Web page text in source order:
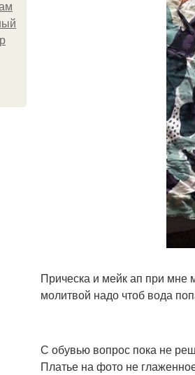
Прическа и мейк ап при мне
молитвой надо чтоб вода
С обувью вопрос пока не
Платье на фото не